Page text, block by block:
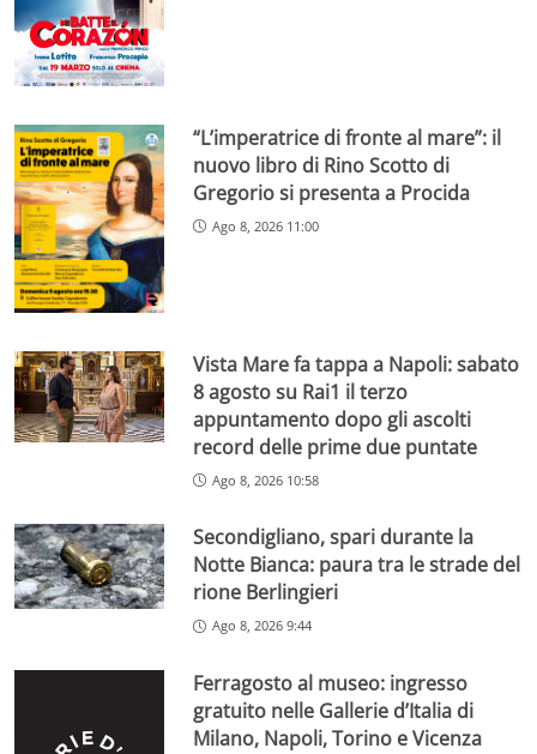
“L’imperatrice di fronte al mare”: il
nuovo libro di Rino Scotto di
Gregorio si presenta a Procida
Ago 8, 2026 11:00
Vista Mare fa tappa a Napoli: sabato
8 agosto su Rai1 il terzo
appuntamento dopo gli ascolti
record delle prime due puntate
Ago 8, 2026 10:58
Secondigliano, spari durante la
Notte Bianca: paura tra le strade del
rione Berlingieri
Ago 8, 2026 9:44
Ferragosto al museo: ingresso
gratuito nelle Gallerie d’Italia di
Milano, Napoli, Torino e Vicenza